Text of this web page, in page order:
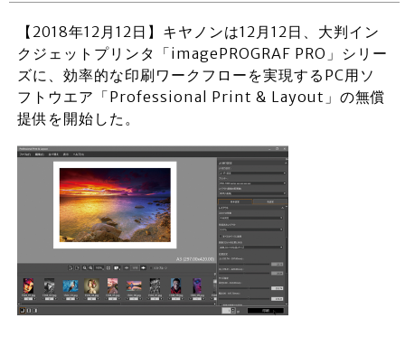
【2018年12月12日】キヤノンは12月12日、大判イン
クジェットプリンタ「imagePROGRAF PRO」シリー
ズに、効率的な印刷ワークフローを実現するPC用ソ
フトウエア「Professional Print & Layout」の無償
提供を開始した。